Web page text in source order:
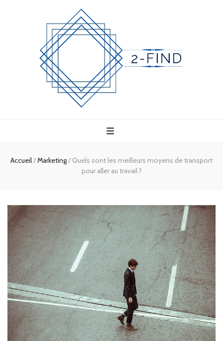
2-find
Votre conseiller business
Accueil/Marketing/ Quels sont les meilleurs moyens de transport
pour aller au travail ?